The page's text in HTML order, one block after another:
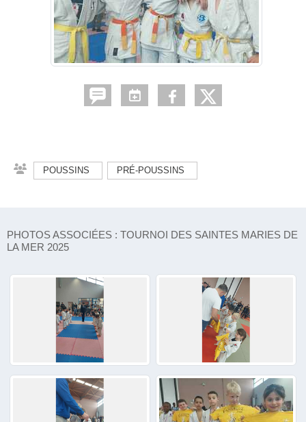
POUSSINS PRÉ-POUSSINS
PHOTOS ASSOCIÉES : TOURNOI DES SAINTES MARIES DE
LA MER 2025